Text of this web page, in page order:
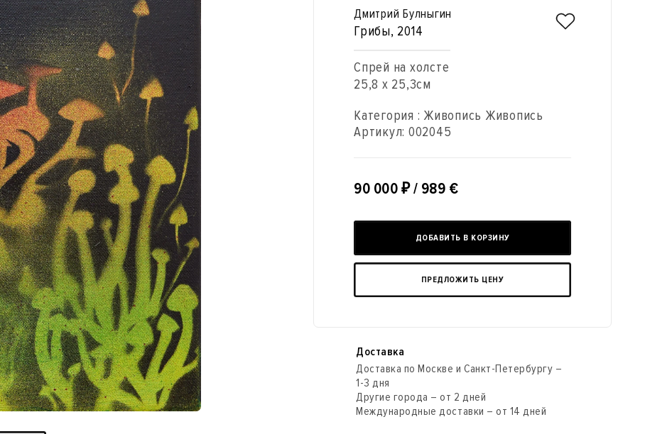
Дмитрий Булныгин
Грибы, 2014
Спрей на холсте
25,8 x 25,3см
Категория : Живопись Живопись
Артикул: 002045
90 000 ₽/ 989 €
ДОБАВИТЬ В КОРЗИНУ
ПРЕДЛОЖИТЬ ЦЕНУ
Доставка
Доставка по Москве и Санкт-Петербургу –
1-3 дня
Другие города – от 2 дней
Международные доставки – от 14 дней